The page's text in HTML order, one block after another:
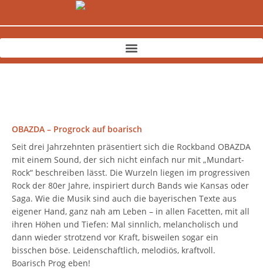
OBAZDA – Progrock auf boarisch
Seit drei Jahrzehnten präsentiert sich die Rockband OBAZDA
mit einem Sound, der sich nicht einfach nur mit „Mundart-
Rock“ beschreiben lässt. Die Wurzeln liegen im progressiven
Rock der 80er Jahre, inspiriert durch Bands wie Kansas oder
Saga. Wie die Musik sind auch die bayerischen Texte aus
eigener Hand, ganz nah am Leben – in allen Facetten, mit all
ihren Höhen und Tiefen: Mal sinnlich, melancholisch und
dann wieder strotzend vor Kraft, bisweilen sogar ein
bisschen böse. Leidenschaftlich, melodiös, kraftvoll.
Boarisch Prog eben!